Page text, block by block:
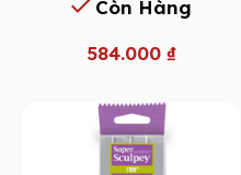
Còn Hàng
584.000 ₫